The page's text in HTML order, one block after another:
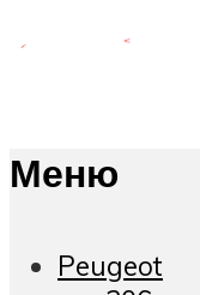
Меню
Peugeot